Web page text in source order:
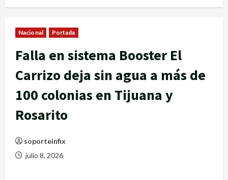
Nacional Portada
Falla en sistema Booster El
Carrizo deja sin agua a más de
100 colonias en Tijuana y
Rosarito
soporteinfix
julio 8, 2026